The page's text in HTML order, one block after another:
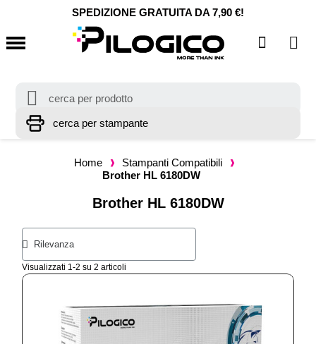
SPEDIZIONE GRATUITA DA 7,90 €!
Home
Stampanti Compatibili
Brother HL 6180DW
Brother HL 6180DW
Visualizzati 1-2 su 2 articoli